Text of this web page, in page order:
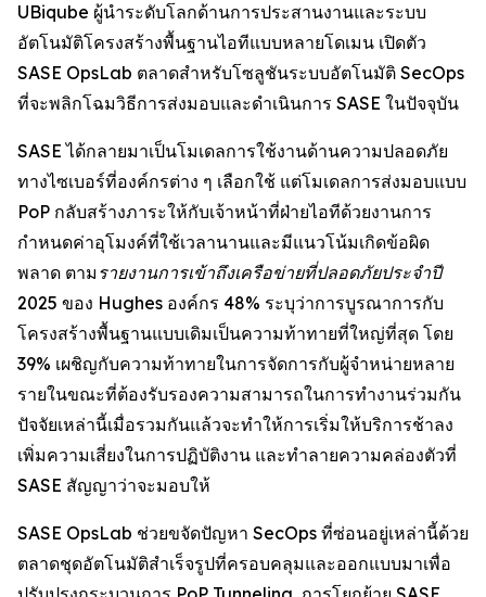
UBiqube ผู้นำระดับโลกด้านการประสานงานและระบบ
อัตโนมัติโครงสร้างพื้นฐานไอทีแบบหลายโดเมน เปิดตัว
SASE OpsLab ตลาดสำหรับโซลูชันระบบอัตโนมัติ SecOps
ที่จะพลิกโฉมวิธีการส่งมอบและดำเนินการ SASE ในปัจจุบัน
SASE ได้กลายมาเป็นโมเดลการใช้งานด้านความปลอดภัย
ทางไซเบอร์ที่องค์กรต่าง ๆ เลือกใช้ แต่โมเดลการส่งมอบแบบ
PoP กลับสร้างภาระให้กับเจ้าหน้าที่ฝ่ายไอทีด้วยงานการ
กำหนดค่าอุโมงค์ที่ใช้เวลานานและมีแนวโน้มเกิดข้อผิด
พลาด ตาม รายงานการเข้าถึงเครือข่ายที่ปลอดภัยประจำปี
2025 ของ Hughes องค์กร 48% ระบุว่าการบูรณาการกับ
โครงสร้างพื้นฐานแบบเดิมเป็นความท้าทายที่ใหญ่ที่สุด โดย
39% เผชิญกับความท้าทายในการจัดการกับผู้จำหน่ายหลาย
รายในขณะที่ต้องรับรองความสามารถในการทำงานร่วมกัน
ปัจจัยเหล่านี้เมื่อรวมกันแล้วจะทำให้การเริ่มให้บริการช้าลง
เพิ่มความเสี่ยงในการปฏิบัติงาน และทำลายความคล่องตัวที่
SASE สัญญาว่าจะมอบให้
SASE OpsLab ช่วยขจัดปัญหา SecOps ที่ซ่อนอยู่เหล่านี้ด้วย
ตลาดชุดอัตโนมัติสำเร็จรูปที่ครอบคลุมและออกแบบมาเพื่อ